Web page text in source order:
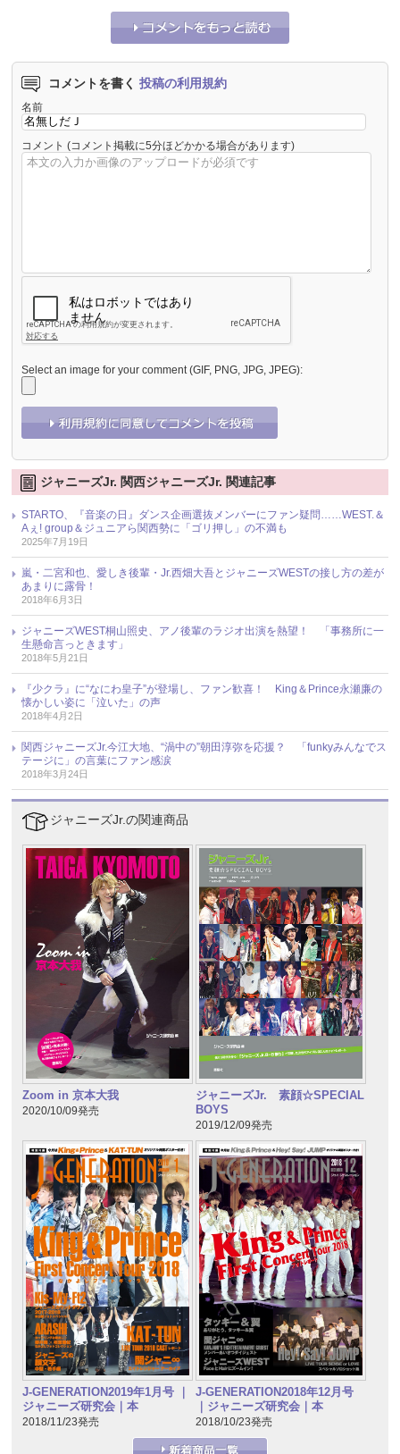
コメントを書く 投稿の利用規約
名前
コメント (コメント掲載に5分ほどかかる場合があります)
Select an image for your comment (GIF, PNG, JPG, JPEG):
ジャニーズJr. 関西ジャニーズJr. 関連記事
STARTO、『音楽の日』ダンス企画選抜メンバーにファン疑問……WEST.＆
Aぇ! group＆ジュニアら関西勢に「ゴリ押し」の不満も
2025年7月19日
嵐・二宮和也、愛しき後輩・Jr.西畑大吾とジャニーズWESTの接し方の差が
あまりに露骨！
2018年6月3日
ジャニーズWEST桐山照史、アノ後輩のラジオ出演を熱望！ 「事務所に一
生懸命言っときます」
2018年5月21日
『少クラ』に“なにわ皇子”が登場し、ファン歓喜！ King＆Prince永瀬廉の
懐かしい姿に「泣いた」の声
2018年4月2日
関西ジャニーズJr.今江大地、“渦中の”朝田淳弥を応援？ 「funkyみんなでス
テージに」の言葉にファン感涙
2018年3月24日
ジャニーズJr.の関連商品
Zoom in 京本大我
2020/10/09発売
ジャニーズJr. 素顔☆SPECIAL
BOYS
2019/12/09発売
J-GENERATION2019年1月号 ｜
ジャニーズ研究会｜本
2018/11/23発売
J-GENERATION2018年12月号
｜ジャニーズ研究会｜本
2018/10/23発売